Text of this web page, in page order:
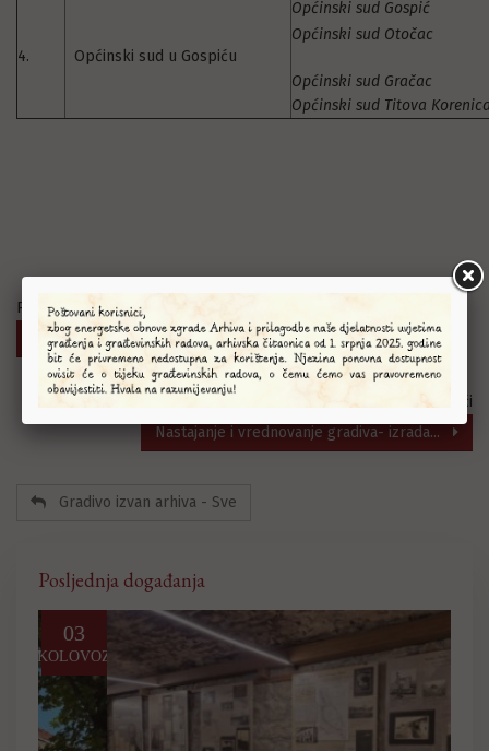
4. Općinski sud u Gospiću
Općinski sud Gospić
Općinski sud Otočac
Općinski sud Gračac
Općinski sud Titova
Prethodni
Stručni ispiti za djelatnike u...
Sljedeći
Nastajanje i vrednovanje gradiva- izrada...
Gradivo izvan arhiva - Sve
Posljednja događanja
PROSINAC